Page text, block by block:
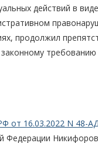
действий в
продолжил
от 16.03.2022 N 48-
Федерации